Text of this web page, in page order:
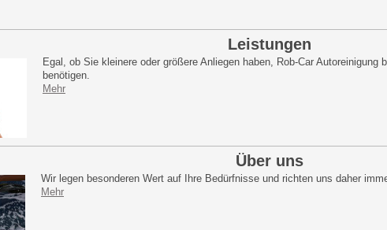
Leistungen
Egal, ob Sie kleinere oder größere Anliegen haben, Rob-Car
benötigen.
Mehr
Über uns
Wir legen besonderen Wert auf Ihre Bedürfnisse und richten uns daher
Mehr